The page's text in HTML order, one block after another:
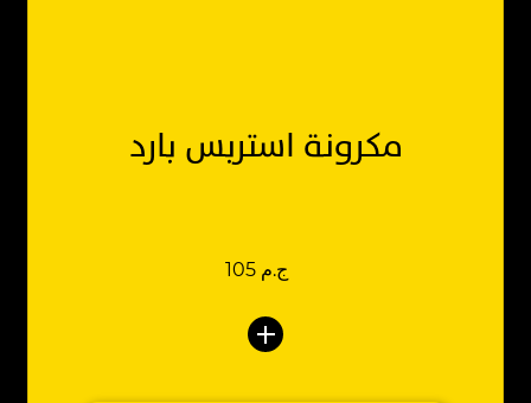
مكرونة استربس بارد
105 ج.م